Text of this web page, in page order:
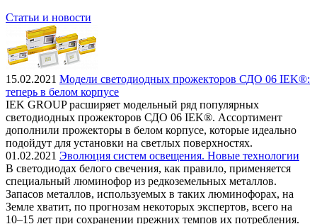
Статьи и новости
15.02.2021 Модели светодиодных прожекторов СДО 06 IEK®:
теперь в белом корпусе
IEK GROUP расширяет модельный ряд популярных
светодиодных прожекторов СДО 06 IEK®. Ассортимент
дополнили прожекторы в белом корпусе, которые идеально
подойдут для установки на светлых поверхностях.
01.02.2021 Эволюция систем освещения. Новые технологии
В светодиодах белого свечения, как правило, применяется
специальный люминофор из редкоземельных металлов.
Запасов металлов, используемых в таких люминофорах, на
Земле хватит, по прогнозам некоторых экспертов, всего на
10–15 лет при сохранении прежних темпов их потребления.